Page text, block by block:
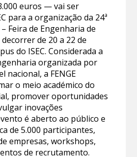
euros — vai ser
para a organização da 24ª
– Feira de Engenharia de
de 20 a 22 de
do ISEC. Considerada a
organizada por
nacional, a FENGE
o meio académico do
promover oportunidades
inovações
é aberto ao público e
de 5.000 participantes,
empresas, workshops,
de recrutamento.